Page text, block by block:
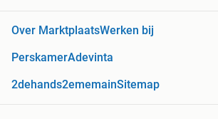
Over MarktplaatsWerken bij
PerskamerAdevinta
2dehands2ememainSitemap